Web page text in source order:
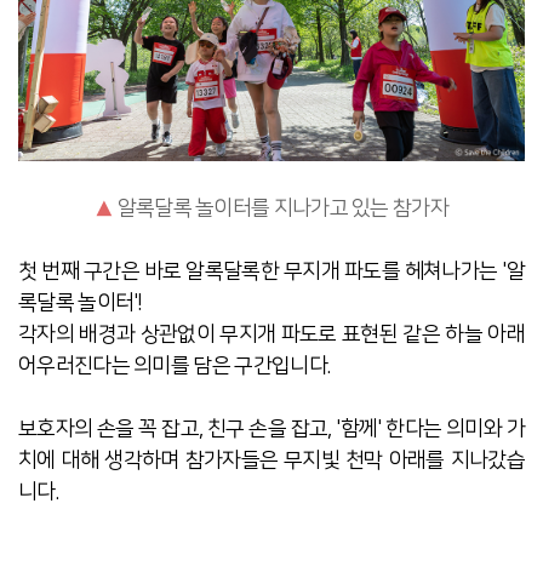
▲ 알록달록 놀이터를 지나가고 있는 참가자
첫 번째 구간은 바로 알록달록한 무지개 파도를 헤쳐나가는 '알
록달록 놀이터'!
각자의 배경과 상관없이 무지개 파도로 표현된 같은 하늘 아래
어우러진다는 의미를 담은 구간입니다.
보호자의 손을 꼭 잡고, 친구 손을 잡고, '함께' 한다는 의미와 가
치에 대해 생각하며 참가자들은무지빛 천막 아래를 지나갔습
니다.